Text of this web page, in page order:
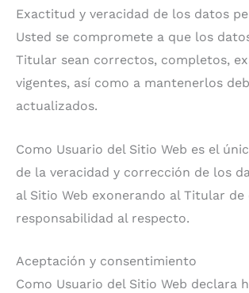
Exactitud y veracidad de los datos
Usted se compromete a que los
Titular sean correctos, completos,
vigentes, así como a mantenerlos
actualizados.
Como Usuario del Sitio Web es el
de la veracidad y corrección de los
al Sitio Web exonerando al Titular de
responsabilidad al respecto.
Aceptación y consentimiento
Como Usuario del Sitio Web declara